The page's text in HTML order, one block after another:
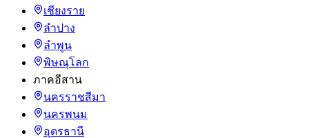
เชียงราย
ลำปาง
ลำพูน
พิษณุโลก
ภาคอีสาน
นครราชสีมา
นครพนม
อุดรธานี